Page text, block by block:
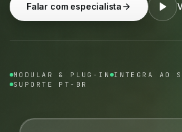
Falar com especialista
MODULAR & PLUG-IN INTEGRA AO
SUPORTE PT-BR